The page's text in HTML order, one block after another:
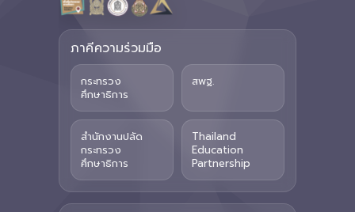
ภาคีความร่วมมือ
กระทรวง
ศึกษาธิการ
สพฐ.
สำนักงานปลัด
กระทรวง
ศึกษาธิการ
Thailand
Education
Partnership